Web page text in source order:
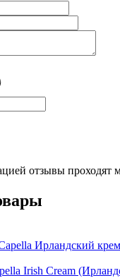
отзывы проходят
Irish Cream